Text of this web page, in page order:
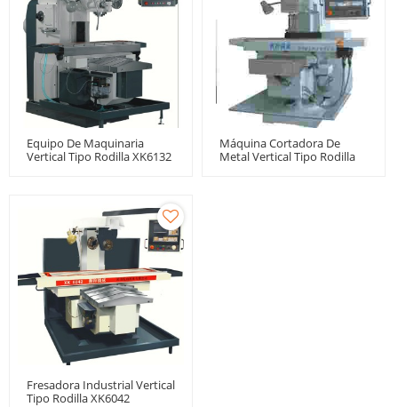
Equipo De Maquinaria
Vertical Tipo Rodilla XK6132
Máquina Cortadora De
Metal Vertical Tipo Rodilla
Fresadora Industrial Vertical
Tipo Rodilla XK6042